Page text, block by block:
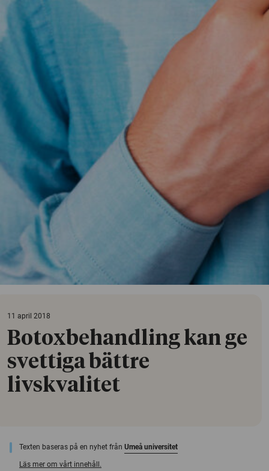
11 april 2018
Botoxbehandling kan ge
svettiga bättre
livskvalitet
Texten baseras på en nyhet från Umeå universitet
Läs mer om vårt innehåll.